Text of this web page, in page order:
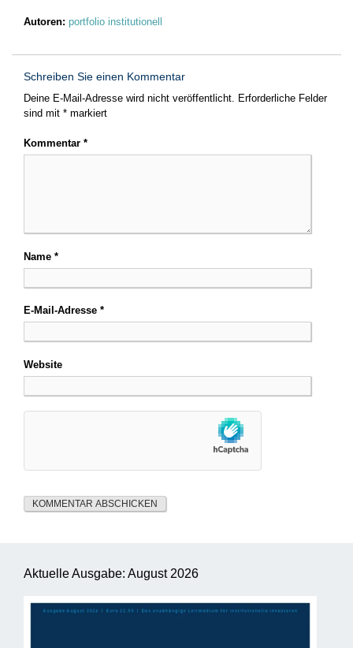
Autoren: portfolio institutionell
Schreiben Sie einen Kommentar
Deine E-Mail-Adresse wird nicht veröffentlicht. Erforderliche Felder
sind mit * markiert
Kommentar *
Name *
E-Mail-Adresse *
Website
Aktuelle Ausgabe: August 2026